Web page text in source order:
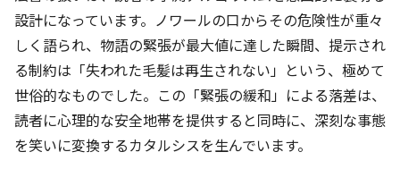
設計になっています。ノワールの口からその危険性が重々
しく語られ、物語の緊張が最大値に達した瞬間、提示され
る制約は「失われた毛髪は再生されない」という、極めて
世俗的なものでした。この「緊張の緩和」による落差は、
読者に心理的な安全地帯を提供すると同時に、深刻な事態
を笑いに変換するカタルシスを生んでいます。